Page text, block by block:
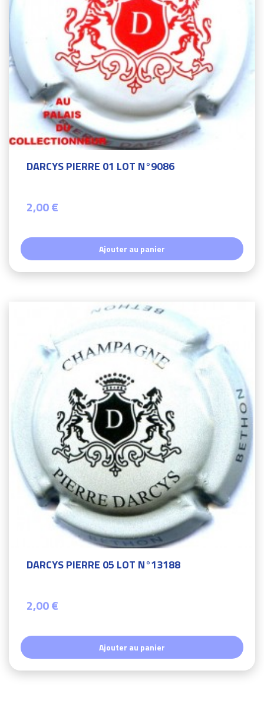
DARCYS PIERRE 01 LOT N°9086
2,00 €
Ajouter au panier
DARCYS PIERRE 05 LOT N°13188
2,00 €
Ajouter au panier